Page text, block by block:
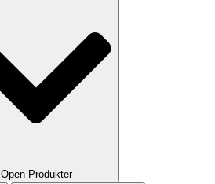
Open Produkter